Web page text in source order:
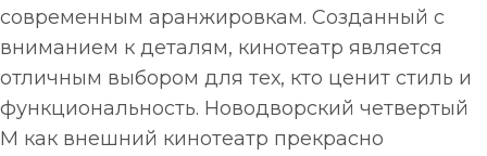
современным аранжировкам. Созданный с
вниманием к деталям, кинотеатр является
отличным выбором для тех, кто ценит стиль и
функциональность. Новодворский четвертый
М как внешний кинотеатр прекрасно